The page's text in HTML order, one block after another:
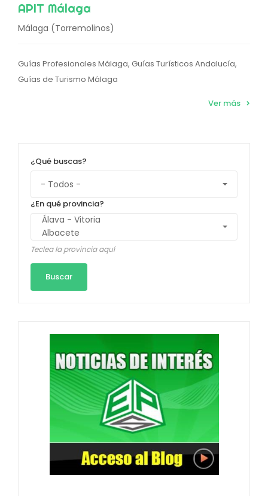
APIT Málaga
Málaga (Torremolinos)
Guías Profesionales Málaga, Guías Turísticos Andalucía,
Guías de Turismo Málaga
Ver más
¿Qué buscas?
¿En qué provincia?
Teclea la provincia aquí